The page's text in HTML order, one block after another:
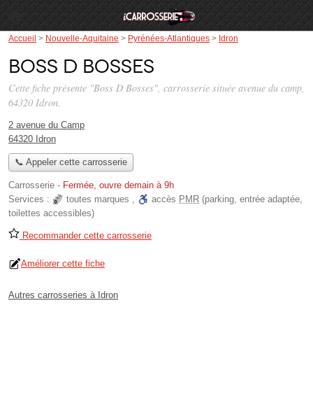
Accueil > Nouvelle-Aquitaine > Pyrénées-Atlantiques > Idron
Boss D Bosses
Cette fiche présente "Boss D Bosses", carrosserie située avenue du camp,
64320 Idron.
2 avenue du Camp
64320 Idron
📞 Appeler cette carrosserie
Carrosserie - Fermée, ouvre demain à 9h
Services :
toutes marques , accès PMR (parking, entrée adaptée,
toilettes accessibles)
Recommander cette carrosserie
Améliorer cette fiche
Autres carrosseries à Idron